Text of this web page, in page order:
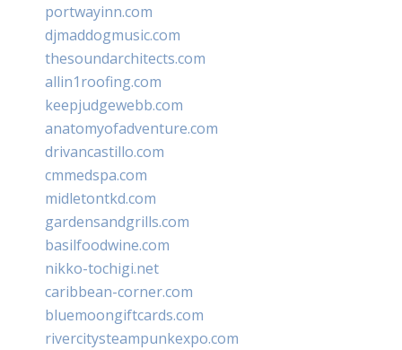
portwayinn.com
djmaddogmusic.com
thesoundarchitects.com
allin1roofing.com
keepjudgewebb.com
anatomyofadventure.com
drivancastillo.com
cmmedspa.com
midletontkd.com
gardensandgrills.com
basilfoodwine.com
nikko-tochigi.net
caribbean-corner.com
bluemoongiftcards.com
rivercitysteampunkexpo.com